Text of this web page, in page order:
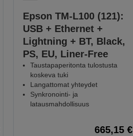
Epson TM-L100 (121):
USB + Ethernet +
Lightning + BT, Black,
PS, EU, Liner-Free
Taustapaperitonta tulostusta
koskeva tuki
Langattomat yhteydet
Synkronointi- ja
latausmahdollisuus
665,15 €